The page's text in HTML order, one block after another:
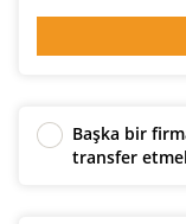
Başka bir
transfer